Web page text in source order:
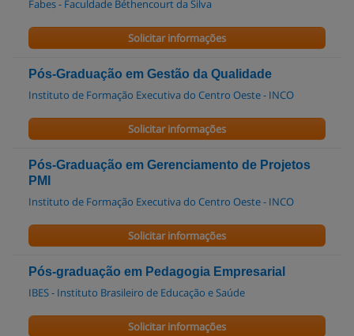
Fabes - Faculdade Béthencourt da Silva
Solicitar informações
Pós-Graduação em Gestão da Qualidade
Instituto de Formação Executiva do Centro Oeste - INCO
Solicitar informações
Pós-Graduação em Gerenciamento de Projetos
PMI
Instituto de Formação Executiva do Centro Oeste - INCO
Solicitar informações
Pós-graduação em Pedagogia Empresarial
IBES - Instituto Brasileiro de Educação e Saúde
Solicitar informações